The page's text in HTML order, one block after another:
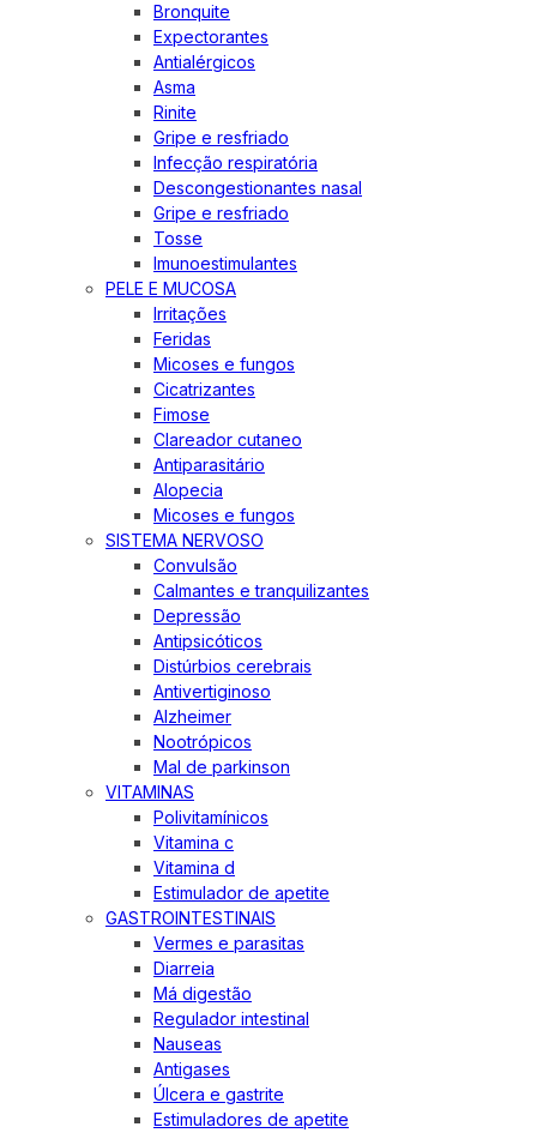
Bronquite
Expectorantes
Antialérgicos
Asma
Rinite
Gripe e resfriado
Infecção respiratória
Descongestionantes nasal
Gripe e resfriado
Tosse
Imunoestimulantes
PELE E MUCOSA
Irritações
Feridas
Micoses e fungos
Cicatrizantes
Fimose
Clareador cutaneo
Antiparasitário
Alopecia
Micoses e fungos
SISTEMA NERVOSO
Convulsão
Calmantes e tranquilizantes
Depressão
Antipsicóticos
Distúrbios cerebrais
Antivertiginoso
Alzheimer
Nootrópicos
Mal de parkinson
VITAMINAS
Polivitamínicos
Vitamina c
Vitamina d
Estimulador de apetite
GASTROINTESTINAIS
Vermes e parasitas
Diarreia
Má digestão
Regulador intestinal
Nauseas
Antigases
Úlcera e gastrite
Estimuladores de apetite